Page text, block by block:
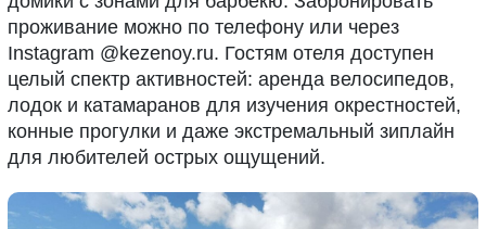
проживание можно по телефону или через
Instagram @kezenoy.ru. Гостям отеля доступен
целый спектр активностей: аренда велосипедов,
лодок и катамаранов для изучения окрестностей,
конные прогулки и даже экстремальный зиплайн
для любителей острых ощущений.